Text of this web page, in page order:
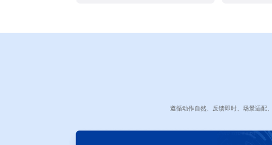
遵循动作自然、反馈即时、场景适配